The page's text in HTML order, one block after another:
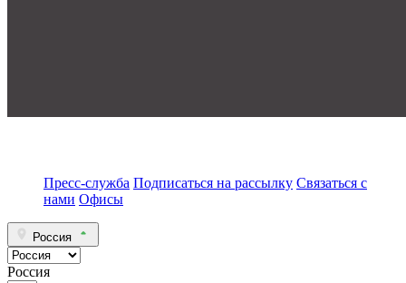
Пресс-служба Подписаться на рассылку Связаться с
нами Офисы
Россия
Россия